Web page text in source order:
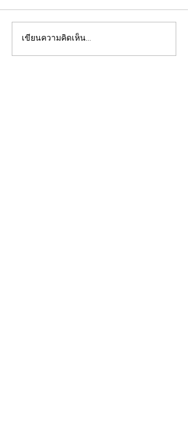
จัดฟันต้อนรับเปิดเทอม
เขียนความคิดเห็น…